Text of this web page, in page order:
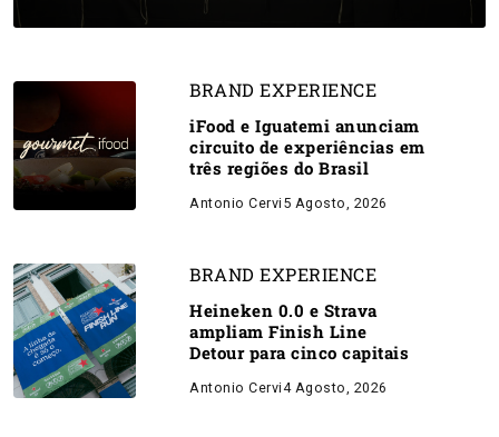
BRAND EXPERIENCE
iFood e Iguatemi anunciam
circuito de experiências em
três regiões do Brasil
Antonio Cervi 5 Agosto, 2026
BRAND EXPERIENCE
Heineken 0.0 e Strava
ampliam Finish Line
Detour para cinco capitais
Antonio Cervi4 Agosto, 2026